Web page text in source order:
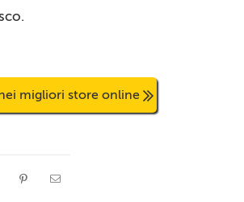
migliori store online